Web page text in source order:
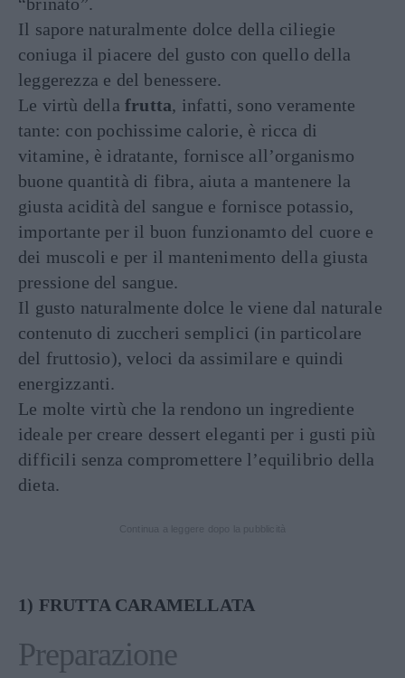
Il sapore naturalmente dolce della ciliegie
coniuga il piacere del gusto con quello della
leggerezza e del benessere.
Le virtù della frutta, infatti, sono veramente
tante: con pochissime calorie, è ricca di
vitamine, è idratante, fornisce all’organismo
buone quantità di fibra, aiuta a mantenere la
giusta acidità del sangue e fornisce potassio,
importante per il buon funzionamto del cuore e
dei muscoli e per il mantenimento della giusta
pressione del sangue.
Il gusto naturalmente dolce le viene dal naturale
contenuto di zuccheri semplici (in particolare
del fruttosio), veloci da assimilare e quindi
energizzanti.
Le molte virtù che la rendono un ingrediente
ideale per creare dessert eleganti per i gusti più
difficili senza compromettere l’equilibrio della
dieta.
1) FRUTTA CARAMELLATA
Preparazione